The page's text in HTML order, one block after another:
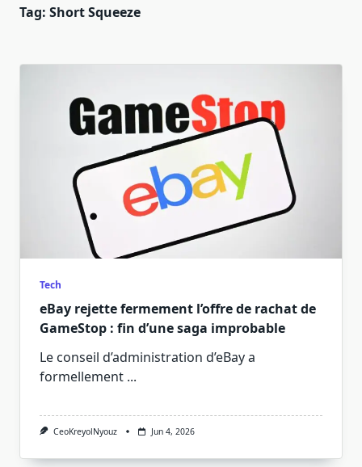
Tag: Short Squeeze
Tech
eBay rejette fermement l’offre de rachat de
GameStop : fin d’une saga improbable
Le conseil d’administration d’eBay a
formellement ...
CeoKreyolNyouz Jun 4, 2026